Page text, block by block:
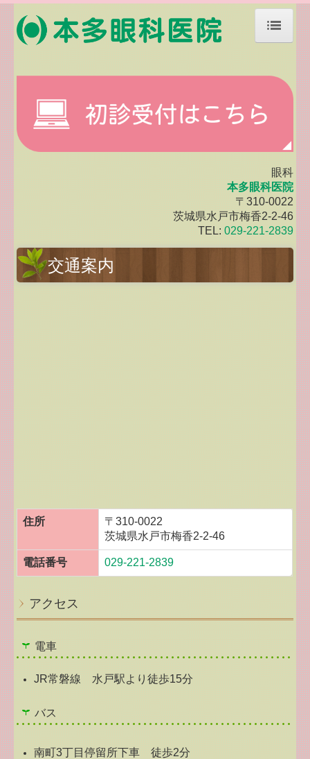
診療のご案内
施設・設備のご案内
二次検診のご案内
眼科
本多眼科医院
〒310-0022
茨城県水戸市梅香2-2-46
TEL: 029-221-2839
交通案内
住所
〒310-0022
茨城県水戸市梅香2-2-46
電話番号 029-221-2839
アクセス
電車
JR常磐線 水戸駅より徒歩15分
バス
南町3丁目停留所下車 徒歩2分